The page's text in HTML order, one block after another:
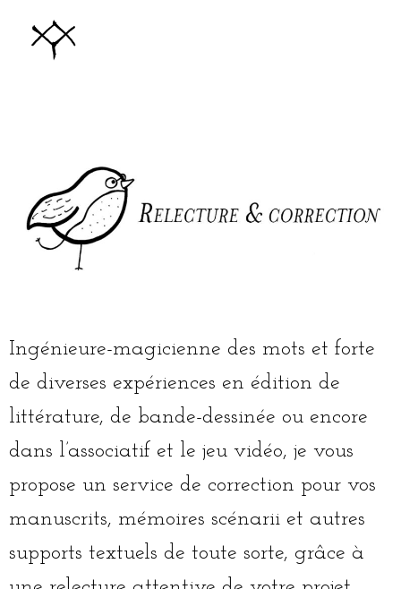
Ingénieure-magicienne des mots et forte
de diverses expériences en édition de
littérature, de bande-dessinée ou encore
dans l’associatif et le jeu vidéo, je vous
propose un service de correction pour vos
manuscrits, mémoires scénarii et autres
supports textuels de toute sorte, grâce à